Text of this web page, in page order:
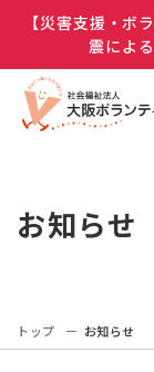
【災害支援・ボ
震によ
お知らせ
トップ お知らせ